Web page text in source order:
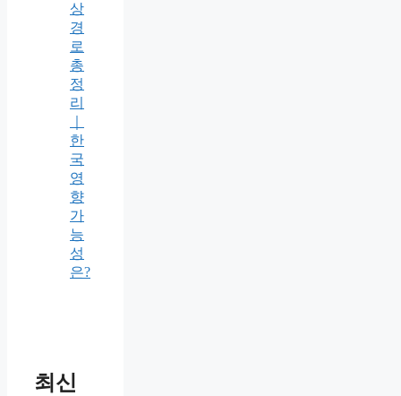
상
경
로
총
정
리
한
국
영
향
가
능
성
은?
최신